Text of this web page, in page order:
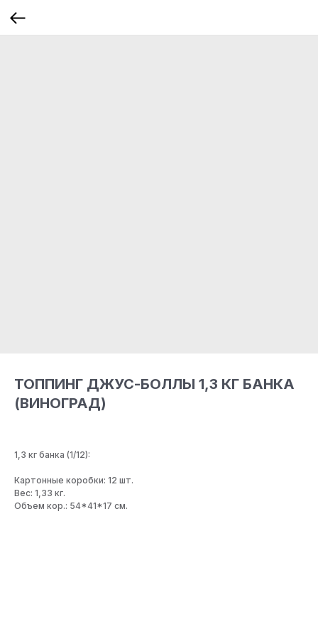
ТОППИНГ ДЖУС-БОЛЛЫ 1,3 КГ БАНКА
(ВИНОГРАД)
1,3 кг банка (1/12):
Картонные коробки: 12 шт.
Вес: 1,33 кг.
Объем кор.: 54*41*17 см.